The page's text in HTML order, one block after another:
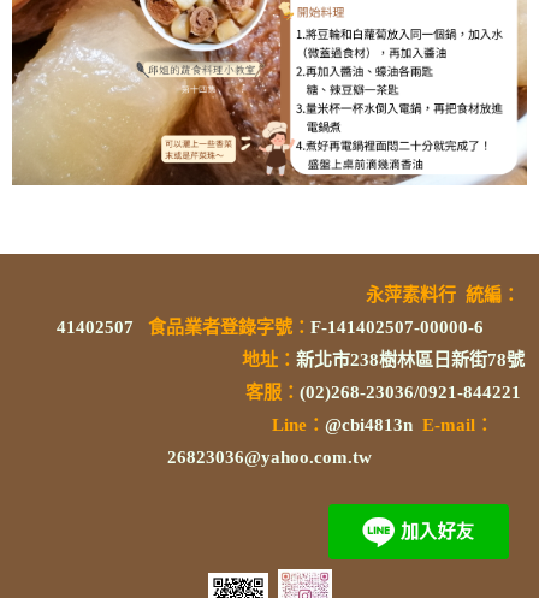
永萍素料行 統編 ：
41402507
食品業者登錄字號： F-141402507-00000-6
地址： 新北市238樹林區日新街78號
客服： (02)268-23036/0921-844221
Line： @cbi4813n E-mail：
26823036@yahoo.com.tw